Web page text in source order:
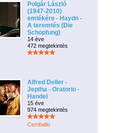
Polgár László
(1947-2010)
emlékére - Haydn -
A teremtés (Die
Schöpfung)
14 éve
472 megtekintés
Alfred Deller -
Jeptha - Oratorio -
Handel
15 éve
974 megtekintés
Cemballo